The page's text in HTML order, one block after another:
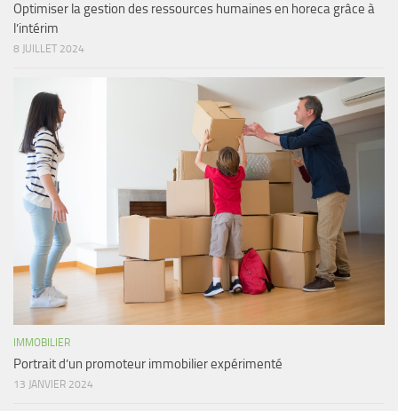
Optimiser la gestion des ressources humaines en horeca grâce à
l’intérim
8 JUILLET 2024
IMMOBILIER
Portrait d’un promoteur immobilier expérimenté
13 JANVIER 2024